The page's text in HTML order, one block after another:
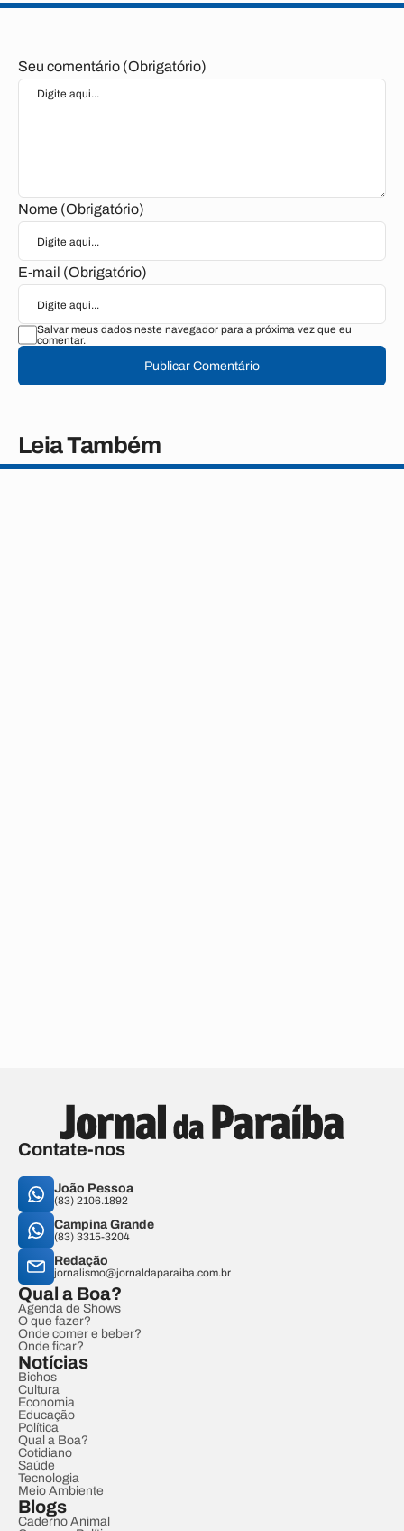
Seu comentário (Obrigatório)
Nome (Obrigatório)
E-mail (Obrigatório)
Salvar meus dados neste navegador para a próxima vez que eu
comentar.
Publicar Comentário
Leia Também
Contate-nos
João Pessoa
(83) 2106.1892
Campina Grande
(83) 3315-3204
Redação
jornalismo@jornaldaparaiba.com.br
Qual a Boa?
Agenda de Shows
O que fazer?
Onde comer e beber?
Onde ficar?
Notícias
Bichos
Cultura
Economia
Educação
Política
Qual a Boa?
Cotidiano
Saúde
Tecnologia
Meio Ambiente
Blogs
Caderno Animal